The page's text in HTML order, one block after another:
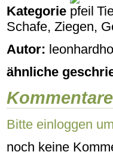
Kategorie
Schafe, Ziegen,
Autor:
ähnliche
Kommentare
Bitte einloggen
noch keine